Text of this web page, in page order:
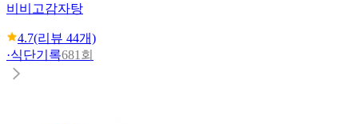
비비고감자탕
4.7(리뷰 44개)
·식단기록681회